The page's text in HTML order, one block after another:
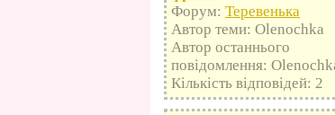
Форум: Теревенька
Автор теми: Olenochka
Автор останнього
повідомлення:
Кількість відповідей: 2